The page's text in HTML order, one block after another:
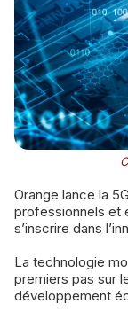
Orange lance la 5G sur Mayotte, à destination de ses clients
professionnels et
s’inscrire dans
La technologie
premiers pas sur
développement